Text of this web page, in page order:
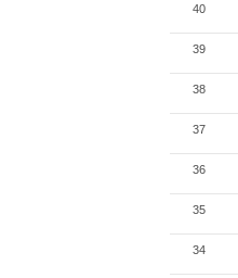
40
39
38
37
36
35
34